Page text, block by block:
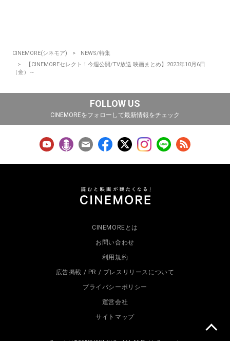
CINEMORE(シネモア)
NEWS/特集
【CINEMOREセレクト！今週公開/TV放送 映画まとめ】2023年10月6日
（金）～
FOLLOW US
CINEMOREをフォローして最新情報をチェック
CINEMOREとは
お問い合わせ
利用規約
広告掲載 / PR / プレスリリースについて
プライバシーポリシー
運営会社
サイトマップ